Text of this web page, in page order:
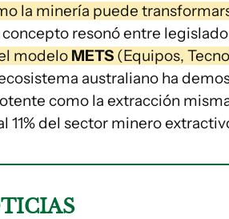
la minería puede
concepto resonó entre
modelo METS (Equipos,
australiano ha
como la extracción
11% del sector minero